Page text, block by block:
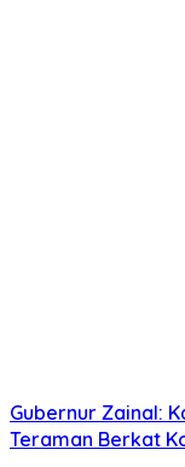
Gubernur Zainal:
Teraman Berkat